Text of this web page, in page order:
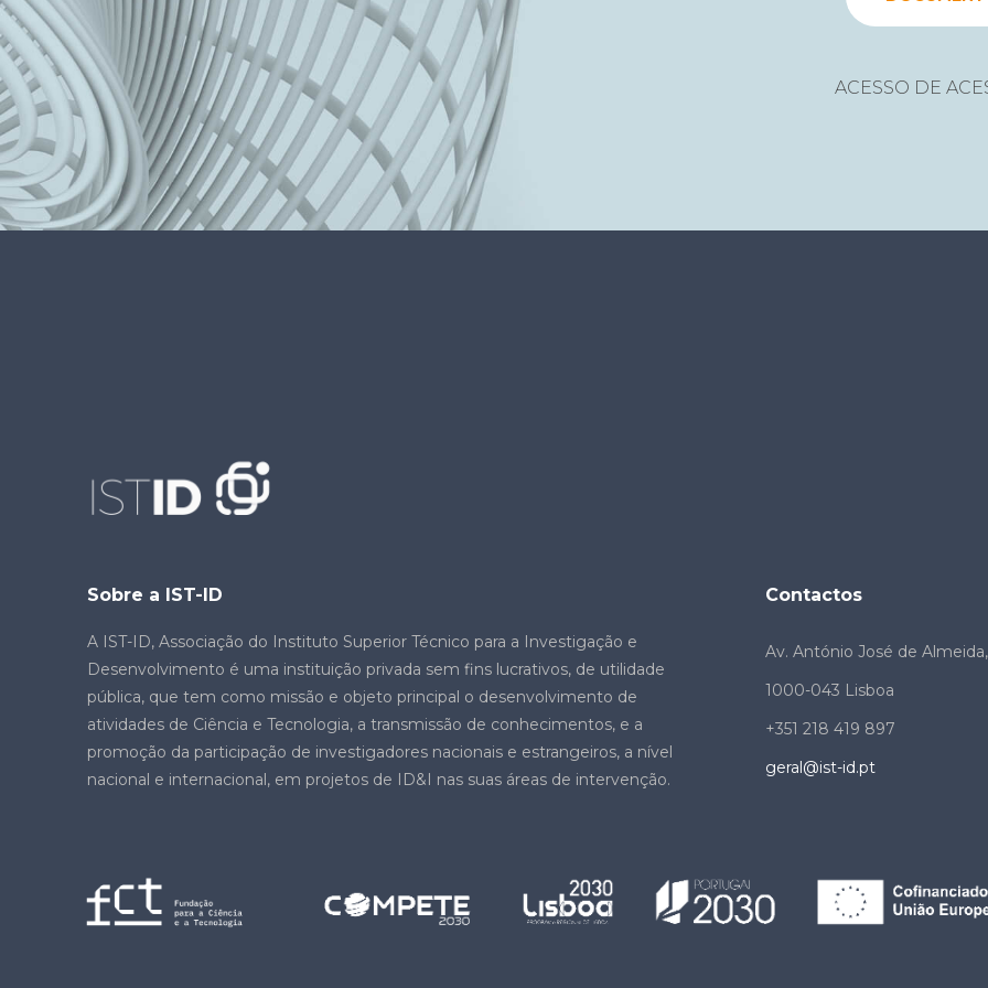
ACESSO DE
Sobre a IST-ID
A IST-ID, Associação do Instituto Superior Técnico para a Investigação e
Desenvolvimento é uma instituição privada sem fins lucrativos, de utilidade
pública, que tem como missão e objeto principal o desenvolvimento de
atividades de Ciência e Tecnologia, a transmissão de conhecimentos, e a
promoção da participação de investigadores nacionais e estrangeiros, a nível
nacional e internacional, em projetos de ID&I nas suas áreas de intervenção.
Contactos
Av. António José de Almeida,
1000-043 Lisboa
+351 218 419 897
geral@ist-id.pt